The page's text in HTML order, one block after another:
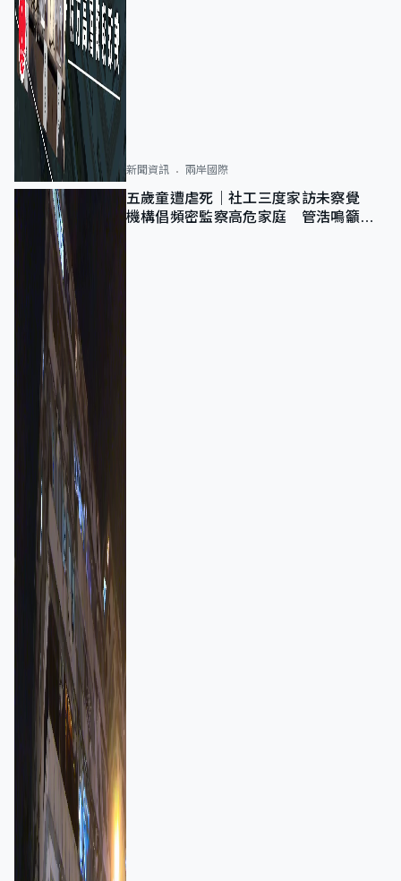
新聞資訊 兩岸國際
五歲童遭虐死｜社工三度家訪未察覺
機構倡頻密監察高危家庭 管浩鳴籲加